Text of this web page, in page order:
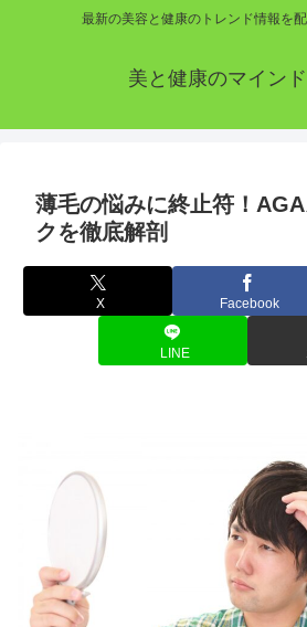
最新の美容と健康のトレンド情報を
美と健康のマイン
薄毛の悩みに終止符！
クを徹底解剖
X Facebook
LINE